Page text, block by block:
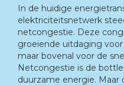
In de huidige
elektriciteitsnetwerk
netcongestie. Deze
groeiende uitdaging
maar bovenal voor de
Netcongestie is de
duurzame energie. Maar